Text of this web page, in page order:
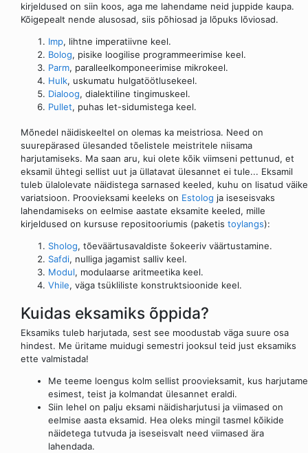
kirjeldused on siin koos, aga me lahendame neid juppide kaupa.
Kõigepealt nende alusosad, siis põhiosad ja lõpuks lõviosad.
Imp, lihtne imperatiivne keel.
Bolog, pisike loogilise programmeerimise keel.
Parm, paralleelkomponeerimise mikrokeel.
Hulk, uskumatu hulgatöötlusekeel.
Dialoog, dialektiline tingimuskeel.
Pullet, puhas let-sidumistega keel.
Mõnedel näidiskeeltel on olemas ka meistriosa. Need on
suurepärased ülesanded tõelistele meistritele niisama
harjutamiseks. Ma saan aru, kui olete kõik viimseni pettunud, et
eksamil ühtegi sellist uut ja üllatavat ülesannet ei tule... Eksamil
tuleb ülalolevate näidistega sarnased keeled, kuhu on lisatud väike
variatsioon. Proovieksami keeleks on Estolog ja iseseisvaks
lahendamiseks on eelmise aastate eksamite keeled, mille
kirjeldused on kursuse repositooriumis (paketis toylangs):
Sholog, tõeväärtusavaldiste šokeeriv väärtustamine.
Safdi, nulliga jagamist salliv keel.
Modul, modulaarse aritmeetika keel.
Vhile, väga tsükliliste konstruktsioonide keel.
Kuidas eksamiks õppida?
Eksamiks tuleb harjutada, sest see moodustab väga suure osa
hindest. Me üritame muidugi semestri jooksul teid just eksamiks
ette valmistada!
Me teeme loengus kolm sellist proovieksamit, kus harjutame
esimest, teist ja kolmandat ülesannet eraldi.
Siin lehel on palju eksami näidisharjutusi ja viimased on
eelmise aasta eksamid. Hea oleks mingil tasmel kõikide
näidetega tutvuda ja iseseisvalt need viimased ära
lahendada.